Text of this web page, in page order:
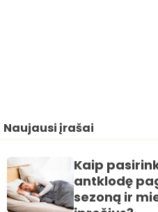
Naujausi įrašai
Kaip
antklodę
sezoną ir